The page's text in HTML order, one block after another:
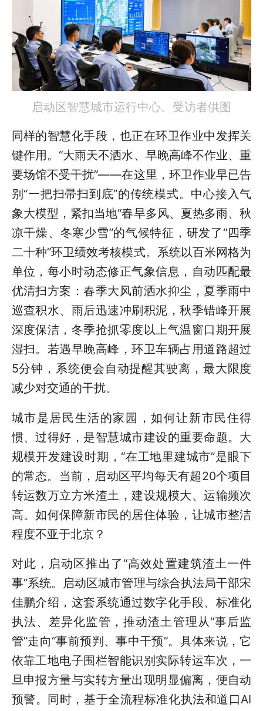
启动区智慧城市运行中心。受访者供图
同样的智慧化手段，也正在环卫作业中发挥关
键作用。“大雨天不洒水、早晚高峰不作业、重
要场馆不受干扰”——在这里，环卫作业早已告
别“一把扫帚扫到底”的传统模式。中心接入气
象大模型，紧扣当地“春旱多风、夏热多雨、秋
凉干燥、冬寒少雪”的气候特征，研发了“四季
二十种”环卫绩效考核模式。系统以百米网格为
单位，每小时动态修正气象信息，自动匹配最
优清扫方案：春季大风前洒水抑尘，夏季雨中
巡查积水、雨后迅速冲刷积泥，秋季错峰开展
深度保洁，冬季抢抓零度以上气温窗口期开展
湿扫。若遇早晚高峰，环卫车辆占用道路超过
5分钟，系统便会自动提醒其驶离，最大限度
减少对交通的干扰。
城市是居民生活的家园，如何让新市民住得
惯、过得好，是智慧城市建设的重要命题。大
规模开发建设时期，“在工地里建城市”是眼下
的常态。当前，启动区平均每天有超20个项目
转运数万立方米渣土，建设规模大、运输频次
高。如何保障新市民的居住体验，让城市整洁
程度不亚于北京？
对此，启动区推出了“高效处置建筑渣土一件
事”系统。启动区城市管理与综合执法局干部宋
佳鹏介绍，这套系统通过数字化手段、标准化
执法、差异化监管，推动渣土管理从“事后监
管”走向“事前预判、事中干预”。具体来说，它
依靠工地电子围栏智能识别实际转运车次，一
旦申报方量与实转方量出现明显偏离，便自动
预警。同时，基于全流程标准化执法和道口AI